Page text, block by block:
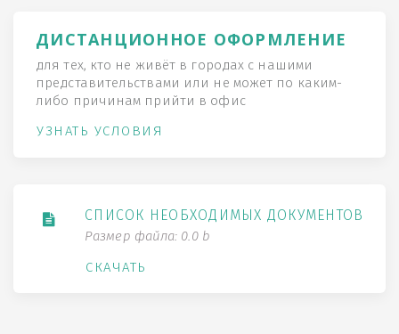
ДИСТАНЦИОННОЕ ОФОРМЛЕНИЕ
для тех, кто не живёт в городах с нашими
представительствами или не может по каким-
либо причинам прийти в офис
УЗНАТЬ УСЛОВИЯ
СПИСОК НЕОБХОДИМЫХ ДОКУМЕНТОВ
Размер файла: 0.0 b
СКАЧАТЬ